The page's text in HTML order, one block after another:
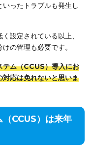
ったトラブルも発生し
設定されている以上、
の管理も必要です。
テム（CCUS）導入にお
応は免れないと思いま
CCUS）は来年